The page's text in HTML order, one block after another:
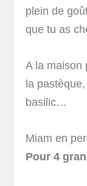
plein de
que tu as
A la maison
la
basilic…
Miam en
Pour 4